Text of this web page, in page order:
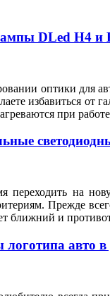
DLed H4 и
оптики для
избавиться от
при
переходить на
Прежде
ближний и
авто